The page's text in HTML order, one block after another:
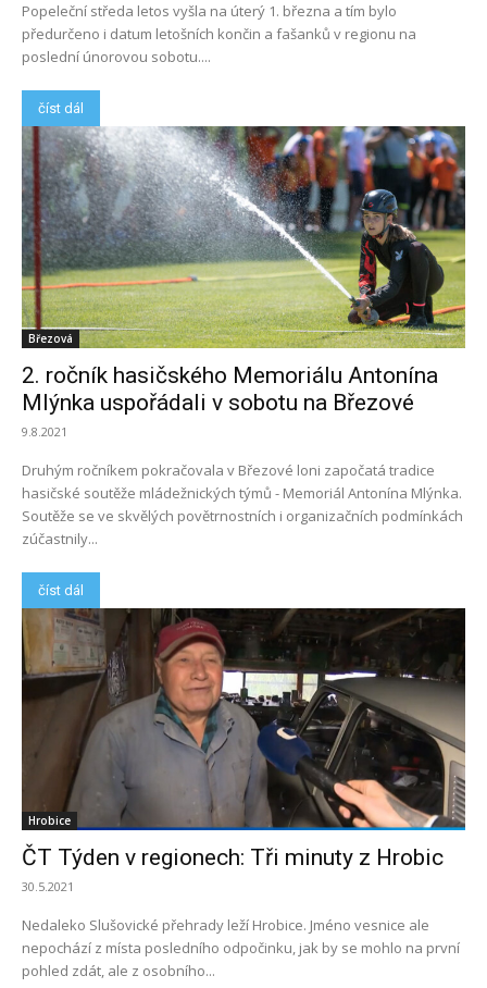
Popeleční středa letos vyšla na úterý 1. března a tím bylo
předurčeno i datum letošních končin a fašanků v regionu na
poslední únorovou sobotu....
číst dál
Březová
2. ročník hasičského Memoriálu Antonína
Mlýnka uspořádali v sobotu na Březové
9.8.2021
Druhým ročníkem pokračovala v Březové loni započatá tradice
hasičské soutěže mládežnických týmů - Memoriál Antonína Mlýnka.
Soutěže se ve skvělých povětrnostních i organizačních podmínkách
zúčastnily...
číst dál
Hrobice
ČT Týden v regionech: Tři minuty z Hrobic
30.5.2021
Nedaleko Slušovické přehrady leží Hrobice. Jméno vesnice ale
nepochází z místa posledního odpočinku, jak by se mohlo na první
pohled zdát, ale z osobního...